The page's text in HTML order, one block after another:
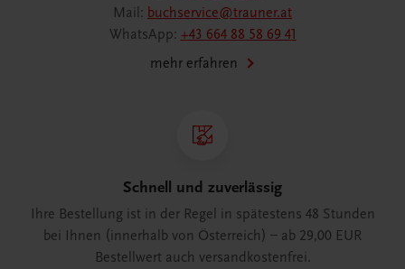
Mail: buchservice@trauner.at
WhatsApp: +43 664 88 58 69 41
mehr erfahren
Schnell und zuverlässig
Ihre Bestellung ist in der Regel in spätestens 48 Stunden
bei Ihnen (innerhalb von Österreich) – ab 29,00 EUR
Bestellwert auch versandkostenfrei.